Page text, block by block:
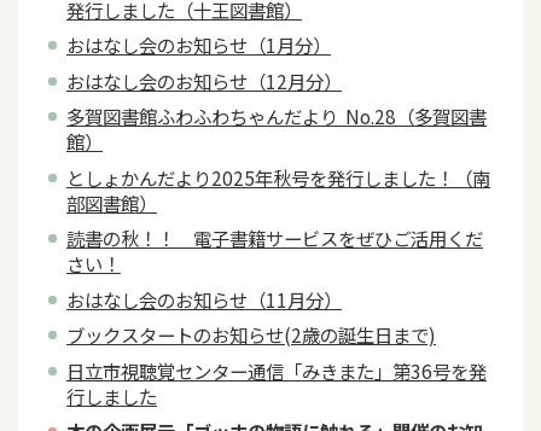
発行しました（十王図書館）
おはなし会のお知らせ（1月分）
おはなし会のお知らせ（12月分）
多賀図書館ふわふわちゃんだより No.28（多賀図書
館）
としょかんだより2025年秋号を発行しました！（南
部図書館）
読書の秋！！ 電子書籍サービスをぜひご活用くだ
さい！
おはなし会のお知らせ（11月分）
ブックスタートのお知らせ(2歳の誕生日まで)
日立市視聴覚センター通信「みきまた」第36号を発
行しました